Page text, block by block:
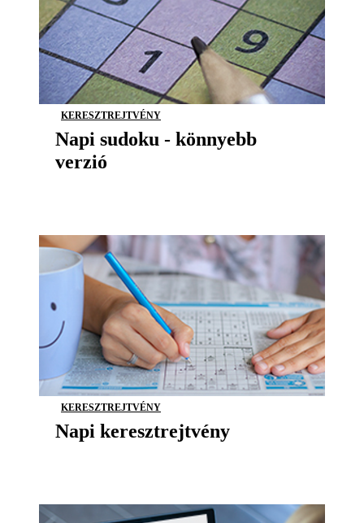
KERESZTREJTVÉNY
Napi sudoku - könnyebb
verzió
KERESZTREJTVÉNY
Napi keresztrejtvény